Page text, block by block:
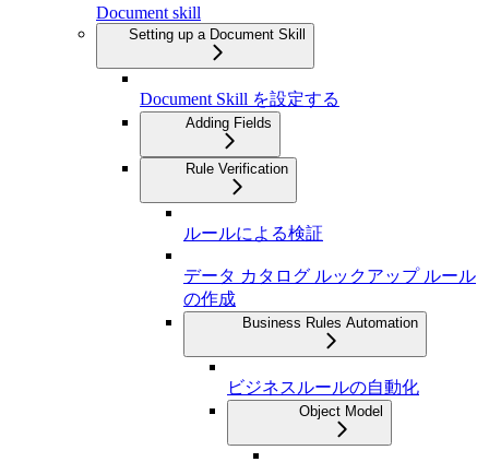
Document skill
Setting up a Document Skill
Document Skill を設定する
Adding Fields
Rule Verification
ルールによる検証
データ カタログ ルックアップ ルール
の作成
Business Rules Automation
ビジネスルールの自動化
Object Model